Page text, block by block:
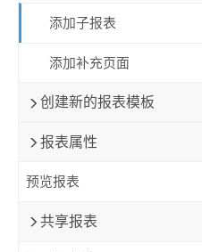
添加子报表
添加补充页面
创建新的报表模板
报表属性
预览报表
共享报表